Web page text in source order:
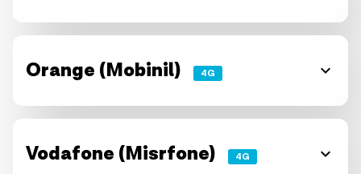
Orange (Mobinil) 4G
Vodafone (Misrfone) 4G